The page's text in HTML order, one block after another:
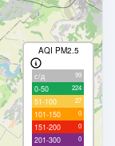
AQI PM2.5
с/д 99
0-50 224
51-100 27
101-150 0
151-200 0
201-300 0